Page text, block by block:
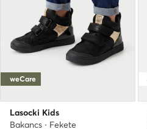
weCare
Lasocki Kids
Bakancs · Fekete